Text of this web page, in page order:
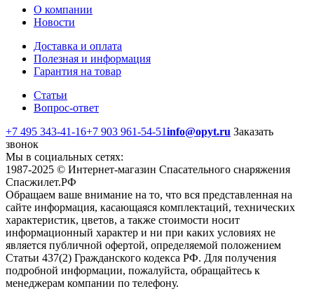
О компании
Новости
Доставка и оплата
Полезная и информация
Гарантия на товар
Статьи
Вопрос-ответ
+7 495 343-41-16+7 903 961-54-51info@opyt.ru Заказать
звонок
Мы в социальных сетях:
1987-2025 © Интернет-магазин Спасательного снаряжения
Спасжилет.РФ
Обращаем ваше внимание на то, что вся представленная на
сайте информация, касающаяся комплектаций, технических
характеристик, цветов, а также стоимости носит
информационный характер и ни при каких условиях не
является публичной офертой, определяемой положением
Статьи 437(2) Гражданского кодекса РФ. Для получения
подробной информации, пожалуйста, обращайтесь к
менеджерам компании по телефону.